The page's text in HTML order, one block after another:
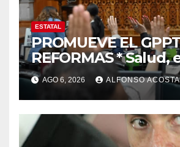
ESTATAL
PROMUEVE EL
REFORMAS * Salud, electoral
y justicia, de las
AGO 6, 2026 ALFONSO ACOSTA